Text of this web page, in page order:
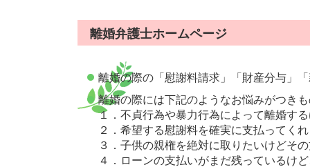
離婚弁護士ホームページ
離婚の際の「慰謝料請求」「財産分与」
離婚の際には下記のようなお悩みがつきも
１．不貞行為や暴力行為によって離婚す
２．希望する慰謝料を確実に支払ってく
３．子供の親権を絶対に取りたいけどその
４．ローンの支払いがまだ残っているけ